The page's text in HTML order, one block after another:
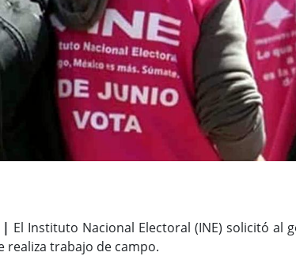
| El Instituto Nacional Electoral (INE) solicitó al
realiza trabajo de campo.